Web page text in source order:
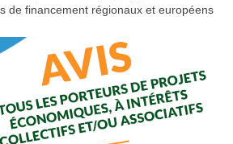
de financement régionaux et européens